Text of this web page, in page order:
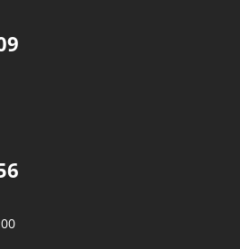
турбин
стальных